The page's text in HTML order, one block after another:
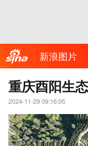
新浪图片
重庆酉阳生
2024-11-29 09:16:05